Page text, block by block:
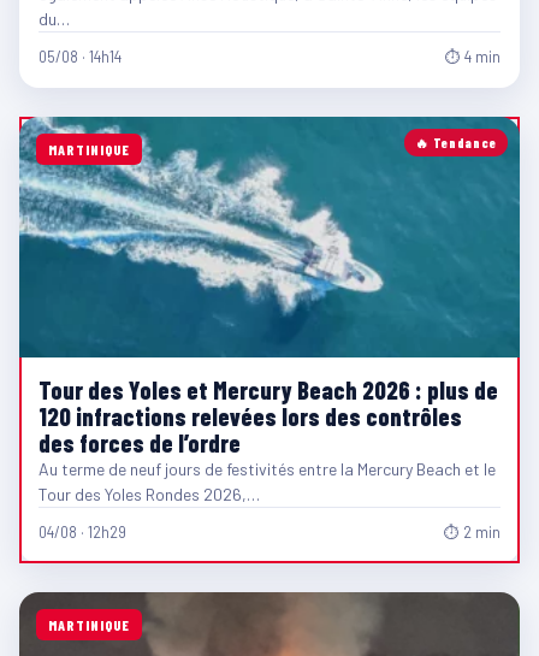
du…
05/08 · 14h14 ⏱ 4 min
🔥 Tendance
MARTINIQUE
Tour des Yoles et Mercury Beach 2026 : plus de
120 infractions relevées lors des contrôles
des forces de l’ordre
Au terme de neuf jours de festivités entre la Mercury Beach et le
Tour des Yoles Rondes 2026,…
04/08 · 12h29 ⏱ 2 min
MARTINIQUE